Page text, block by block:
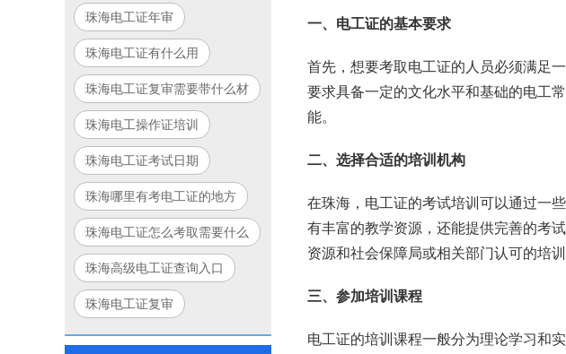
珠海电工证年审
珠海电工证有什么用
珠海电工证复审需要带什么材
料
珠海电工操作证培训
珠海电工证考试日期
珠海哪里有考电工证的地方
珠海电工证怎么考取需要什么
条件
珠海高级电工证查询入口
珠海电工证复审
一、电工证的基本要求
首先，想要考取电工证的人员必须满足
要求具备一定的文化水平和基础的电工
能。
二、选择合适的培训机构
在珠海，电工证的考试培训可以通过一
有丰富的教学资源，还能提供完善的考
资源和社会保障局或相关部门认可的培训
三、参加培训课程
电工证的培训课程一般分为理论学习和